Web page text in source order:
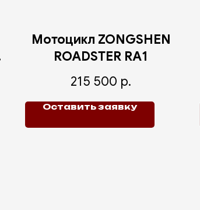
Мотоцикл ZONGSHEN
ROADSTER RA1
215 500 р.
Оставить заявку